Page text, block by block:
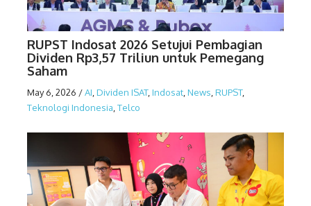
RUPST Indosat 2026 Setujui Pembagian
Dividen Rp3,57 Triliun untuk Pemegang
Saham
May 6, 2026 /AI Dividen ISAT, Indosat News RUPST,
Teknologi Indonesia Telco